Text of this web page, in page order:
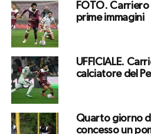
FOTO.
prime immagini
UFFICIALE.
calciatore del
Quarto giorno
concesso un